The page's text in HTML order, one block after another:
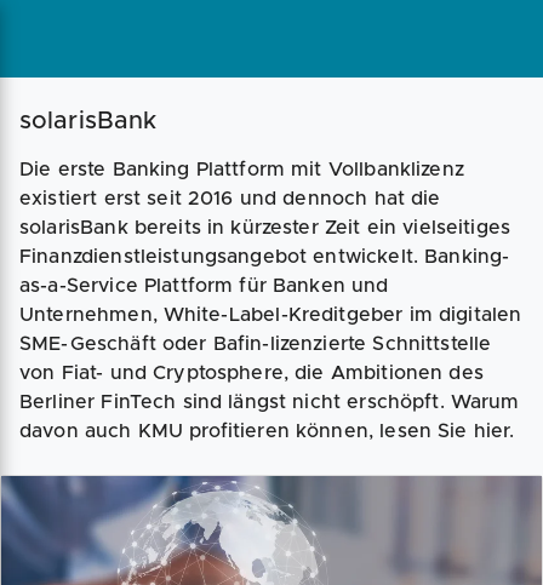
Magazin Businessplan Fördermittel
solarisBank
Die erste Banking Plattform mit Vollbanklizenz
existiert erst seit 2016 und dennoch hat die
solarisBank bereits in kürzester Zeit ein vielseitiges
Finanzdienstleistungsangebot entwickelt. Banking-
as-a-Service Plattform für Banken und
Unternehmen, White-Label-Kreditgeber im digitalen
SME-Geschäft oder Bafin-lizenzierte Schnittstelle
von Fiat- und Cryptosphere, die Ambitionen des
Berliner FinTech sind längst nicht erschöpft. Warum
davon auch KMU profitieren können, lesen Sie hier.